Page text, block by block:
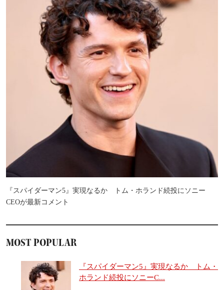
『スパイダーマン5』実現なるか トム・ホランド続投にソニー
CEOが最新コメント
MOST POPULAR
『スパイダーマン5』実現なるか トム・
ホランド続投にソニーC...